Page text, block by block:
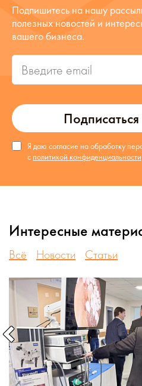
Подписаться
Я даю согласие на обработку
с политикой конфиденциальности
Подпишитесь на нашу
полезных новостей и
вашего бизнеса.
Интересные
Всё Новости Статьи